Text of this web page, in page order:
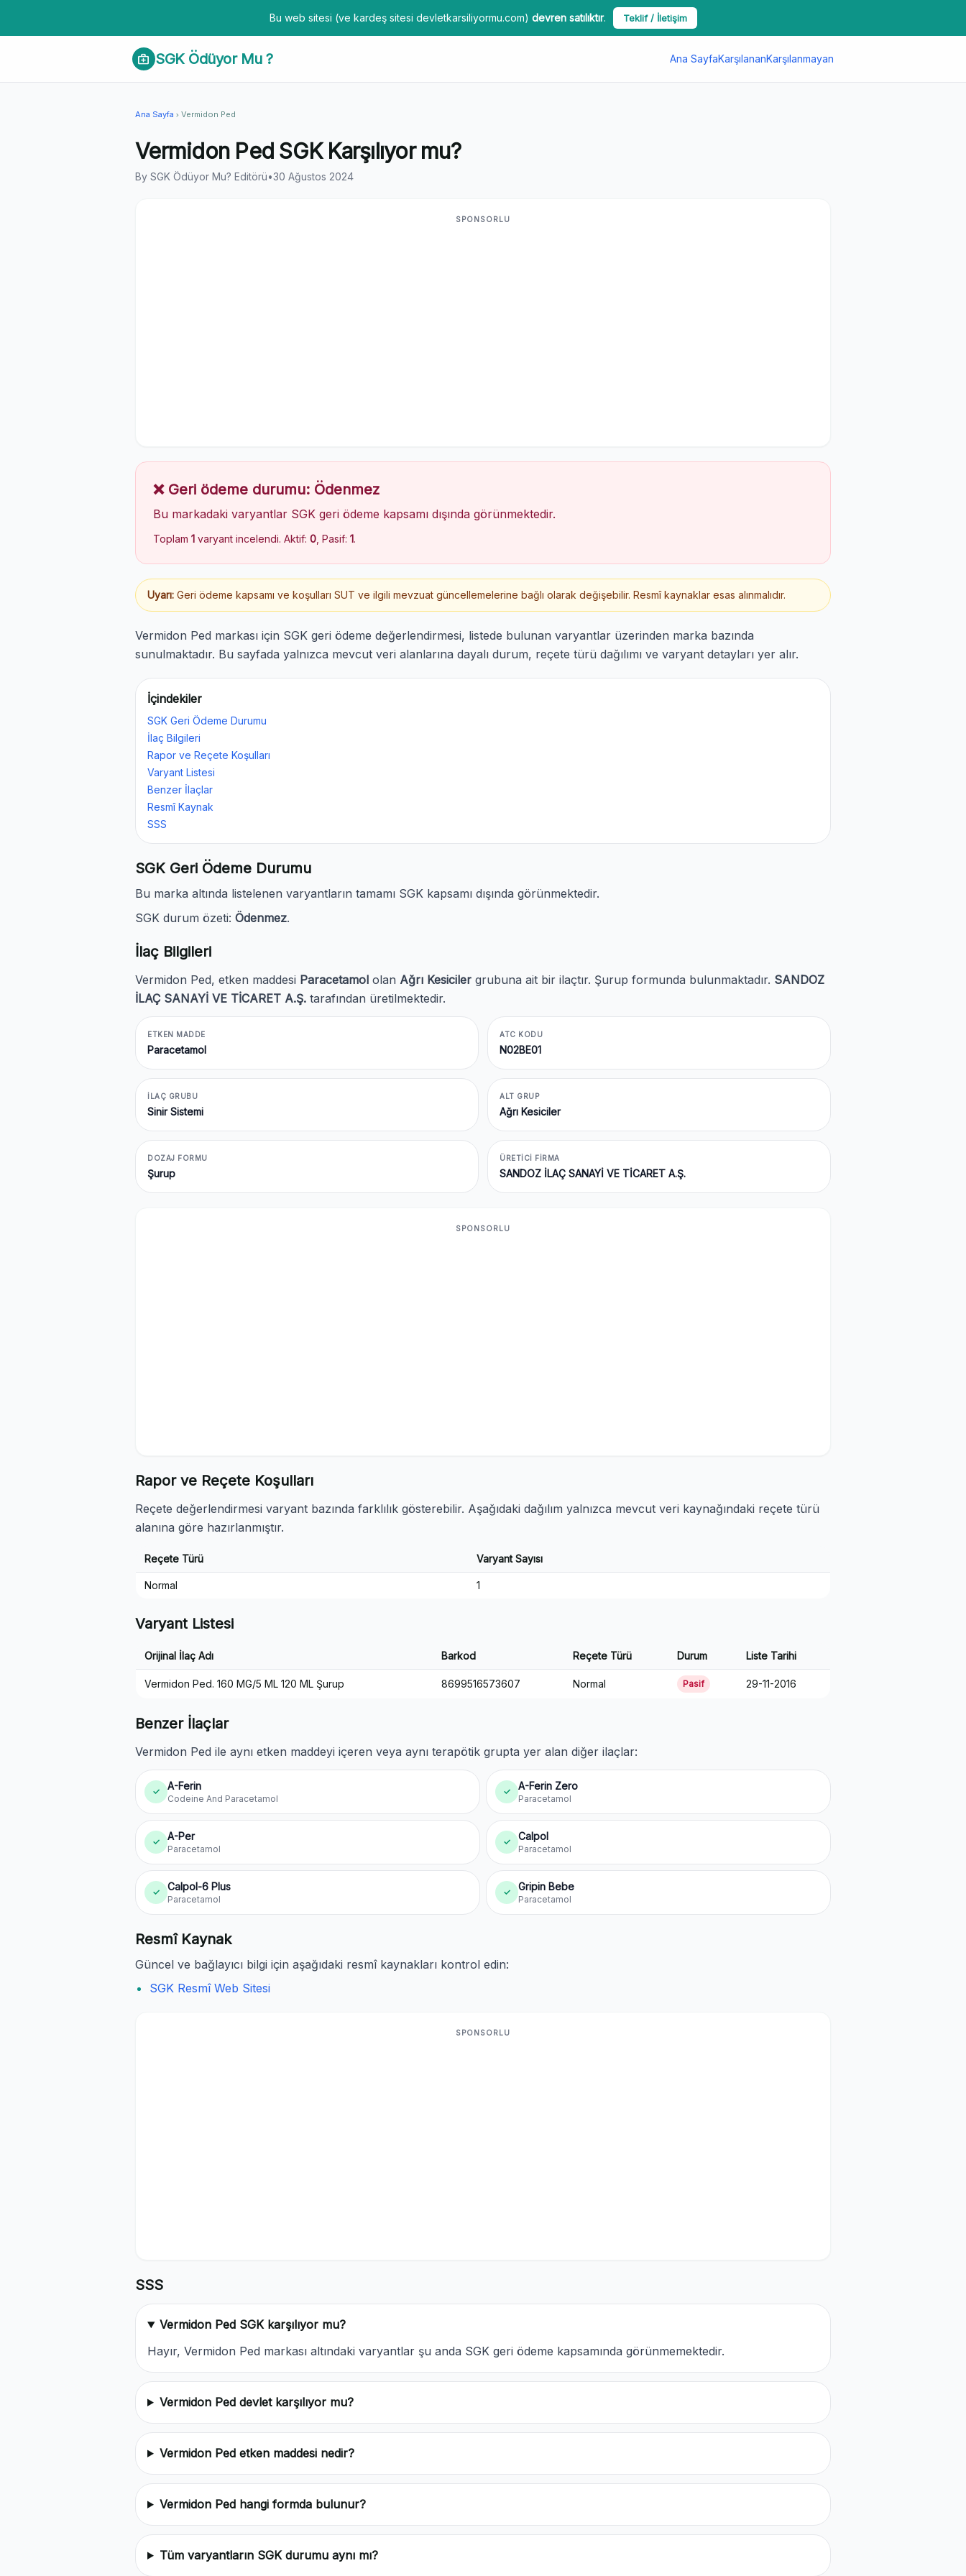
Bu web sitesi (ve kardeş sitesi devletkarsiliyormu.com) devren satılıktır. Teklif / İletişim
medical_services SGK Ödüyor Mu ? Ana SayfaKarşılananKarşılanmayan
Ana Sayfa chevron_right Vermidon Ped
Vermidon Ped SGK Karşılıyor mu?
By SGK Ödüyor Mu? Editörü•30 Ağustos 2024
SPONSORLU
❌ Geri ödeme durumu: Ödenmez
Bu markadaki varyantlar SGK geri ödeme kapsamı dışında görünmektedir.
Toplam 1 varyant incelendi. Aktif: 0 , Pasif: 1.
Uyarı: Geri ödeme kapsamı ve koşulları SUT ve ilgili mevzuat güncellemelerine bağlı olarak değişebilir. Resmî kaynaklar esas alınmalıdır.
Vermidon Ped markası için SGK geri ödeme değerlendirmesi, listede bulunan varyantlar üzerinden marka bazında
sunulmaktadır. Bu sayfada yalnızca mevcut veri alanlarına dayalı durum, reçete türü dağılımı ve varyant detayları yer alır.
İçindekiler
SGK Geri Ödeme Durumu
İlaç Bilgileri
Rapor ve Reçete Koşulları
Varyant Listesi
Benzer İlaçlar
Resmî Kaynak
SSS
SGK Geri Ödeme Durumu
Bu marka altında listelenen varyantların tamamı SGK kapsamı dışında görünmektedir.
SGK durum özeti: Ödenmez.
İlaç Bilgileri
Vermidon Ped, etken maddesi Paracetamol olan Ağrı Kesiciler grubuna ait bir ilaçtır. Şurup formunda bulunmaktadır. SANDOZ
İLAÇ SANAYİ VE TİCARET A.Ş. tarafından üretilmektedir.
ETKEN MADDE
Paracetamol
ATC KODU
N02BE01
İLAÇ GRUBU
Sinir Sistemi
ALT GRUP
Ağrı Kesiciler
DOZAJ FORMU
Şurup
ÜRETICI FIRMA
SANDOZ İLAÇ SANAYİ VE TİCARET A.Ş.
SPONSORLU
Rapor ve Reçete Koşulları
Reçete değerlendirmesi varyant bazında farklılık gösterebilir. Aşağıdaki dağılım yalnızca mevcut veri kaynağındaki reçete türü
alanına göre hazırlanmıştır.
Reçete Türü Varyant Sayısı
Normal 1
Varyant Listesi
Orijinal İlaç Adı Barkod Reçete Türü Durum Liste Tarihi
Vermidon Ped. 160 MG/5 ML 120 ML Şurup 8699516573607 Normal Pasif 29-11-2016
Benzer İlaçlar
Vermidon Ped ile aynı etken maddeyi içeren veya aynı terapötik grupta yer alan diğer ilaçlar:
✓ A-Ferin
Codeine And Paracetamol
✓ A-Ferin Zero
Paracetamol
✓ A-Per
Paracetamol
✓ Calpol
Paracetamol
✓ Calpol-6 Plus
Paracetamol
✓ Gripin Bebe
Paracetamol
Resmî Kaynak
Güncel ve bağlayıcı bilgi için aşağıdaki resmî kaynakları kontrol edin:
SGK Resmî Web Sitesi
SPONSORLU
SSS
Vermidon Ped SGK karşılıyor mu?
Hayır, Vermidon Ped markası altındaki varyantlar şu anda SGK geri ödeme kapsamında görünmemektedir.
Vermidon Ped devlet karşılıyor mu?
Vermidon Ped etken maddesi nedir?
Vermidon Ped hangi formda bulunur?
Tüm varyantların SGK durumu aynı mı?